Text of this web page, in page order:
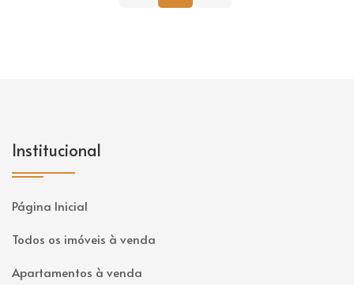
Institucional
Página Inicial
Todos os imóveis à venda
Apartamentos à venda